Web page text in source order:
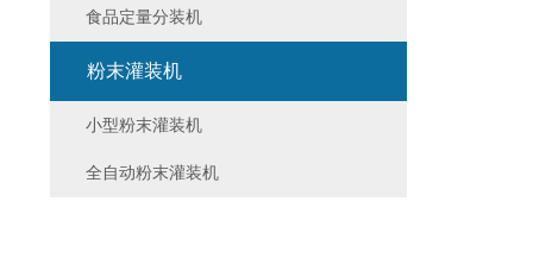
食品定量分装机
粉末灌装机
小型粉末灌装机
全自动粉末灌装机